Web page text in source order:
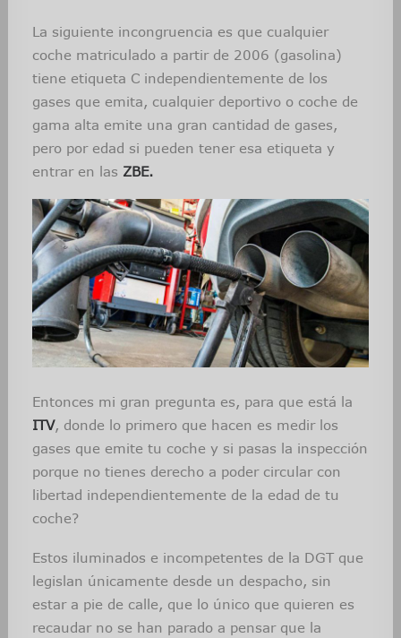
La siguiente incongruencia es que cualquier
coche matriculado a partir de 2006 (gasolina)
tiene etiqueta C independientemente de los
gases que emita, cualquier deportivo o coche de
gama alta emite una gran cantidad de gases,
pero por edad si pueden tener esa etiqueta y
entrar en las ZBE.
Entonces mi gran pregunta es, para que está la
ITV, donde lo primero que hacen es medir los
gases que emite tu coche y si pasas la inspección
porque no tienes derecho a poder circular con
libertad independientemente de la edad de tu
coche?
Estos iluminados e incompetentes de la DGT que
legislan únicamente desde un despacho, sin
estar a pie de calle, que lo único que quieren es
recaudar no se han parado a pensar que la